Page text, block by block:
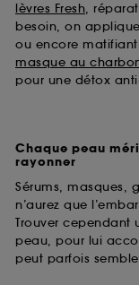
lèvres Fresh,
besoin, on
ou encore
masque au
pour une détox
Chaque peau
rayonner
Sérums, masques,
n’aurez que
Trouver cependant
peau, pour lui
peut parfois